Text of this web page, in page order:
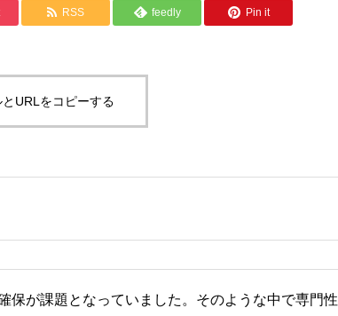
RSS feedly Pin it
URLをコピーする
保が課題となっていました。そのような中で専門性